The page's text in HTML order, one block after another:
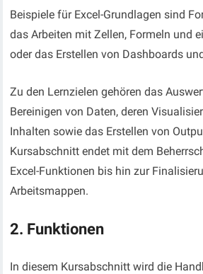
Beispiele für Excel-Grundlagen sind
das Arbeiten mit Zellen, Formeln und
oder das Erstellen von Dashboards
Zu den Lernzielen gehören das
Bereinigen von Daten, deren
Inhalten sowie das Erstellen von
Kursabschnitt endet mit dem
Excel-Funktionen bis hin zur
Arbeitsmappen.
2. Funktionen
In diesem Kursabschnitt wird die